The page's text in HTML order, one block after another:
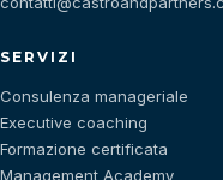
SERVIZI
Consulenza manageriale
Executive coaching
Formazione certificata
Management Academy